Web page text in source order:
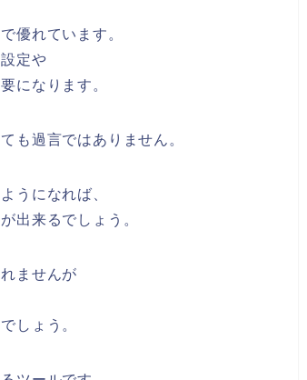
優れています。
定や
になります。
も過言ではありません。
うになれば、
出来るでしょう。
ませんが
しょう。